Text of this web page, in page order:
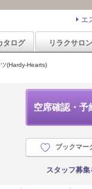
エ
タログ リラクサロン
(Hardy-Hearts)
空席確認・予
ブックマー
スタッフ募